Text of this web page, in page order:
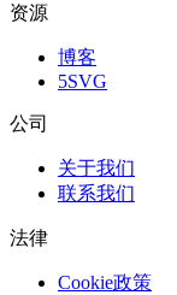
资源
博客
5SVG
公司
关于我们
联系我们
法律
Cookie政策